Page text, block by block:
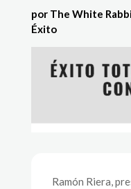
por The White
Éxito
Ramón Riera,